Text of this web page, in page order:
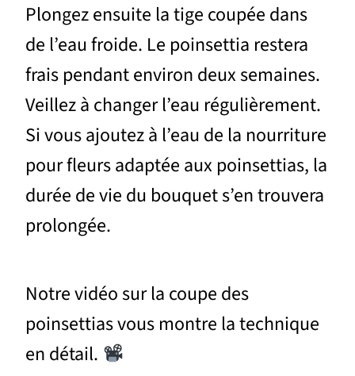
Plongez ensuite la tige coupée dans
de l’eau froide. Le poinsettia restera
frais pendant environ deux semaines.
Veillez à changer l’eau régulièrement.
Si vous ajoutez à l’eau de la nourriture
pour fleurs adaptée aux poinsettias, la
durée de vie du bouquet s’en trouvera
prolongée.
Notre vidéo sur la coupe des
poinsettias vous montre la technique
en détail.